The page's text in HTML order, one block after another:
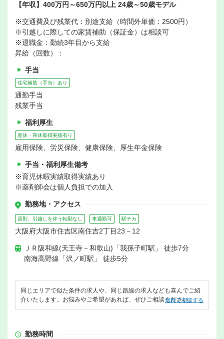
【年収】400万円～650万円以上 24歳～50歳モデル
※交通費及び残業代：別途支給（時間外単価：2500円）
※引越しに際しての家賃補助（保証金）は相談可
※退職金：勤続3年目から支給
昇給（回数）：
手当
住宅補助（手当）あり
通勤手当
残業手当
福利厚生
産休・育休取得実績有り
雇用保険、労災保険、健康保険、厚生年金保険
手当・福利厚生備考
※育児休暇実績取得実績あり
※薬剤師会は個人負担での加入
勤務地・アクセス
原則、引越しを伴う転勤なし 車通勤可 駅チカ
大阪府大阪市住吉区南住吉2丁目23－12
ＪＲ阪和線(天王寺－和歌山)「我孫子町駅」 徒歩7分
南海高野線「沢ノ町駅」 徒歩5分
同じエリアで似た条件の求人や、同じ路線の求人なども喜んでご紹
介いたします。お悩みやご希望があれば、ぜひご相談ください。
無料で相談する
勤務時間